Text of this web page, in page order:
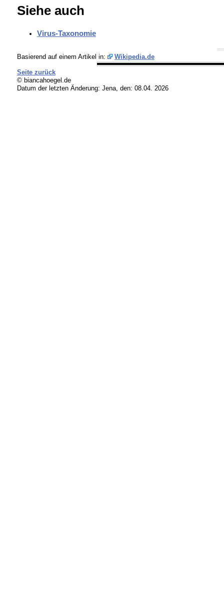
Siehe auch
Virus-Taxonomie
Basierend auf einem Artikel in: Wikipedia.de
Seite zurück
© biancahoegel.de
Datum der letzten Änderung: Jena, den: 08.04. 2026